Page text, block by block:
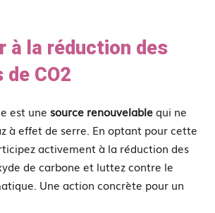
à la réduction des
CO2
est une source renouvelablequi ne
à effet de serre. En optant pour cette
activement à la réduction des
de carbone et luttez contre le
Une action concrète pour un